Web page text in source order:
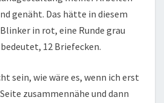
genäht. Das hätte in diesem
in rot, eine Runde grau
12 Briefecken.
sein, wie wäre es, wenn ich erst
zusammennähe und dann